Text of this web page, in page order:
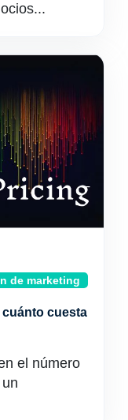
de marketing
cuesta
el número